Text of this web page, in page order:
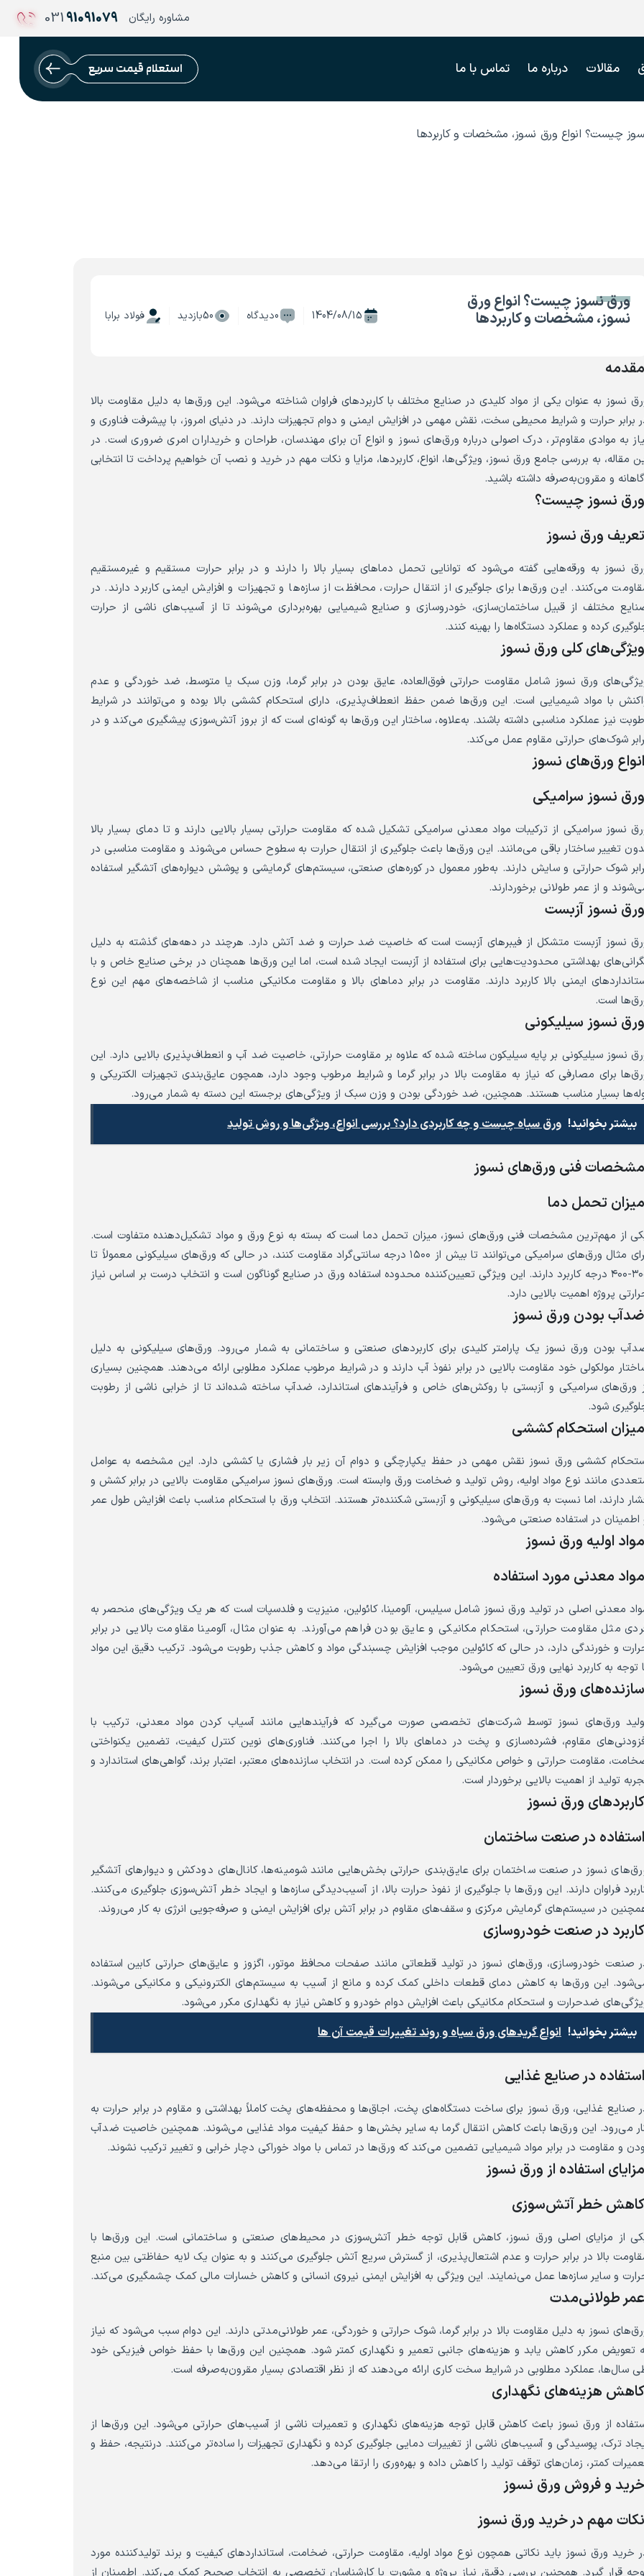
مشاوره رایگان 91091079
031
مقالات درباره ما تماس با ما استعلام قیمت سریع
چیست؟ انواع ورق نسوز، مشخصات و کاربردها
ورق نسوز چیست؟ انواع ورق
نسوز، مشخصات و کاربردها
1404/08/15 0دیدگاه 50بازدید فولاد برابا
مقدمه
نسوز به عنوان یکی از مواد کلیدی در صنایع مختلف با کاربردهای فراوان شناخته می‌شود. این ورق‌ها به دلیل مقاومت بالا
برابر حرارت و شرایط محیطی سخت، نقش مهمی در افزایش ایمنی و دوام تجهیزات دارند. در دنیای امروز، با پیشرفت فناوری و
به موادی مقاوم‌تر، درک اصولی درباره ورق‌های نسوز و انواع آن برای مهندسان، طراحان و خریداران امری ضروری است. در
مقاله، به بررسی جامع ورق نسوز، ویژگی‌ها، انواع، کاربردها، مزایا و نکات مهم در خرید و نصب آن خواهیم پرداخت تا انتخابی
و مقرون‌به‌صرفه داشته باشید.
ورق نسوز چیست؟
تعریف ورق نسوز
نسوز به ورقه‌هایی گفته می‌شود که توانایی تحمل دماهای بسیار بالا را دارند و در برابر حرارت مستقیم و غیرمستقیم
می‌کنند. این ورق‌ها برای جلوگیری از انتقال حرارت، محافظت از سازه‌ها و تجهیزات و افزایش ایمنی کاربرد دارند. در
مختلف از قبیل ساختمان‌سازی، خودروسازی و صنایع شیمیایی بهره‌برداری می‌شوند تا از آسیب‌های ناشی از حرارت
کرده و عملکرد دستگاه‌ها را بهینه کنند.
ویژگی‌های کلی ورق نسوز
ورق نسوز شامل مقاومت حرارتی فوق‌العاده، عایق بودن در برابر گرما، وزن سبک یا متوسط، ضد خوردگی و عدم
با مواد شیمیایی است. این ورق‌ها ضمن حفظ انعطاف‌پذیری، دارای استحکام کششی بالا بوده و می‌توانند در شرایط
نیز عملکرد مناسبی داشته باشند. به‌علاوه، ساختار این ورق‌ها به گونه‌ای است که از بروز آتش‌سوزی پیشگیری می‌کند و در
شوک‌های حرارتی مقاوم عمل می‌کند.
انواع ورق‌های نسوز
ورق نسوز سرامیکی
نسوز سرامیکی از ترکیبات مواد معدنی سرامیکی تشکیل شده که مقاومت حرارتی بسیار بالایی دارند و تا دمای بسیار بالا
تغییر ساختار باقی می‌مانند. این ورق‌ها باعث جلوگیری از انتقال حرارت به سطوح حساس می‌شوند و مقاومت مناسبی در
شوک حرارتی و سایش دارند. به‌طور معمول در کوره‌های صنعتی، سیستم‌های گرمایشی و پوشش دیواره‌های آتشگیر استفاده
و از عمر طولانی برخوردارند.
ورق نسوز آزبست
نسوز آزبست متشکل از فیبرهای آزبست است که خاصیت ضد حرارت و ضد آتش دارد. هرچند در دهه‌های گذشته به دلیل
بهداشتی محدودیت‌هایی برای استفاده از آزبست ایجاد شده است، اما این ورق‌ها همچنان در برخی صنایع خاص و با
ایمنی بالا کاربرد دارند. مقاومت در برابر دماهای بالا و مقاومت مکانیکی مناسب از شاخصه‌های مهم این نوع
است.
ورق نسوز سیلیکونی
نسوز سیلیکونی بر پایه سیلیکون ساخته شده که علاوه بر مقاومت حرارتی، خاصیت ضد آب و انعطاف‌پذیری بالایی دارد. این
برای مصارفی که نیاز به مقاومت بالا در برابر گرما و شرایط مرطوب وجود دارد، همچون عایق‌بندی تجهیزات الکتریکی و
بسیار مناسب هستند. همچنین، ضد خوردگی بودن و وزن سبک از ویژگی‌های برجسته این دسته به شمار می‌رود.
بیشتر بخوانید! ورق سیاه چیست و چه کاربردی دارد؟ بررسی انواع، ویژگی‌ها و روش تولید
مشخصات فنی ورق‌های نسوز
میزان تحمل دما
از مهم‌ترین مشخصات فنی ورق‌های نسوز، میزان تحمل دما است که بسته به نوع ورق و مواد تشکیل‌دهنده متفاوت است.
برای مثال ورق‌های سرامیکی می‌توانند تا بیش از ۱۵۰۰ درجه سانتی‌گراد مقاومت کنند، در حالی که ورق‌های سیلیکونی معمولاً تا
۳۰۰-۴۰۰ درجه کاربرد دارند. این ویژگی تعیین‌کننده محدوده استفاده ورق در صنایع گوناگون است و انتخاب درست بر اساس نیاز
پروژه اهمیت بالایی دارد.
ضدآب بودن ورق نسوز
بودن ورق نسوز یک پارامتر کلیدی برای کاربردهای صنعتی و ساختمانی به شمار می‌رود. ورق‌های سیلیکونی به دلیل
مولکولی خود مقاومت بالایی در برابر نفوذ آب دارند و در شرایط مرطوب عملکرد مطلوبی ارائه می‌دهند. همچنین بسیاری
ورق‌های سرامیکی و آزبستی با روکش‌های خاص و فرآیندهای استاندارد، ضدآب ساخته شده‌اند تا از خرابی ناشی از رطوبت
شود.
میزان استحکام کششی
کششی ورق نسوز نقش مهمی در حفظ یکپارچگی و دوام آن زیر بار فشاری یا کششی دارد. این مشخصه به عوامل
مانند نوع مواد اولیه، روش تولید و ضخامت ورق وابسته است. ورق‌های نسوز سرامیکی مقاومت بالایی در برابر کشش و
دارند، اما نسبت به ورق‌های سیلیکونی و آزبستی شکننده‌تر هستند. انتخاب ورق با استحکام مناسب باعث افزایش طول عمر
اطمینان در استفاده صنعتی می‌شود.
مواد اولیه ورق نسوز
مواد معدنی مورد استفاده
معدنی اصلی در تولید ورق نسوز شامل سیلیس، آلومینا، کائولین، منیزیت و فلدسپات است که هر یک ویژگی‌های منحصر به
مثل مقاومت حرارتی، استحکام مکانیکی و عایق بودن فراهم می‌آورند. به عنوان مثال، آلومینا مقاومت بالایی در برابر
و خورندگی دارد، در حالی که کائولین موجب افزایش چسبندگی مواد و کاهش جذب رطوبت می‌شود. ترکیب دقیق این مواد
توجه به کاربرد نهایی ورق تعیین می‌شود.
سازنده‌های ورق نسوز
ورق‌های نسوز توسط شرکت‌های تخصصی صورت می‌گیرد که فرآیندهایی مانند آسیاب کردن مواد معدنی، ترکیب با
مقاوم، فشرده‌سازی و پخت در دماهای بالا را اجرا می‌کنند. فناوری‌های نوین کنترل کیفیت، تضمین یکنواختی
مقاومت حرارتی و خواص مکانیکی را ممکن کرده است. در انتخاب سازنده‌های معتبر، اعتبار برند، گواهی‌های استاندارد و
تولید از اهمیت بالایی برخوردار است.
کاربردهای ورق نسوز
استفاده در صنعت ساختمان
نسوز در صنعت ساختمان برای عایق‌بندی حرارتی بخش‌هایی مانند شومینه‌ها، کانال‌های دودکش و دیوارهای آتشگیر
فراوان دارند. این ورق‌ها با جلوگیری از نفوذ حرارت بالا، از آسیب‌دیدگی سازه‌ها و ایجاد خطر آتش‌سوزی جلوگیری می‌کنند.
در سیستم‌های گرمایش مرکزی و سقف‌های مقاوم در برابر آتش برای افزایش ایمنی و صرفه‌جویی انرژی به کار می‌روند.
کاربرد در صنعت خودروسازی
صنعت خودروسازی، ورق‌های نسوز در تولید قطعاتی مانند صفحات محافظ موتور، اگزوز و عایق‌های حرارتی کابین استفاده
این ورق‌ها به کاهش دمای قطعات داخلی کمک کرده و مانع از آسیب به سیستم‌های الکترونیکی و مکانیکی می‌شوند.
ضدحرارت و استحکام مکانیکی باعث افزایش دوام خودرو و کاهش نیاز به نگهداری مکرر می‌شود.
بیشتر بخوانید! انواع گریدهای ورق سیاه و روند تغییرات قیمت آن ها
استفاده در صنایع غذایی
صنایع غذایی، ورق نسوز برای ساخت دستگاه‌های پخت، اجاق‌ها و محفظه‌های پخت کاملاً بهداشتی و مقاوم در برابر حرارت به
می‌رود. این ورق‌ها باعث کاهش انتقال گرما به سایر بخش‌ها و حفظ کیفیت مواد غذایی می‌شوند. همچنین خاصیت ضدآب
و مقاومت در برابر مواد شیمیایی تضمین می‌کند که ورق‌ها در تماس با مواد خوراکی دچار خرابی و تغییر ترکیب نشوند.
مزایای استفاده از ورق نسوز
کاهش خطر آتش‌سوزی
از مزایای اصلی ورق نسوز، کاهش قابل توجه خطر آتش‌سوزی در محیط‌های صنعتی و ساختمانی است. این ورق‌ها با
بالا در برابر حرارت و عدم اشتعال‌پذیری، از گسترش سریع آتش جلوگیری می‌کنند و به عنوان یک لایه حفاظتی بین منبع
و سایر سازه‌ها عمل می‌نمایند. این ویژگی به افزایش ایمنی نیروی انسانی و کاهش خسارات مالی کمک چشمگیری می‌کند.
عمر طولانی‌مدت
نسوز به دلیل مقاومت بالا در برابر گرما، شوک حرارتی و خوردگی، عمر طولانی‌مدتی دارند. این دوام سبب می‌شود که نیاز
تعویض مکرر کاهش یابد و هزینه‌های جانبی تعمیر و نگهداری کمتر شود. همچنین این ورق‌ها با حفظ خواص فیزیکی خود
سال‌ها، عملکرد مطلوبی در شرایط سخت کاری ارائه می‌دهند که از نظر اقتصادی بسیار مقرون‌به‌صرفه است.
کاهش هزینه‌های نگهداری
از ورق نسوز باعث کاهش قابل توجه هزینه‌های نگهداری و تعمیرات ناشی از آسیب‌های حرارتی می‌شود. این ورق‌ها از
ترک، پوسیدگی و آسیب‌های ناشی از تغییرات دمایی جلوگیری کرده و نگهداری تجهیزات را ساده‌تر می‌کنند. درنتیجه، حفظ و
کمتر، زمان‌های توقف تولید را کاهش داده و بهره‌وری را ارتقا می‌دهد.
خرید و فروش ورق نسوز
نکات مهم در خرید ورق نسوز
خرید ورق نسوز باید نکاتی همچون نوع مواد اولیه، مقاومت حرارتی، ضخامت، استانداردهای کیفیت و برند تولیدکننده مورد